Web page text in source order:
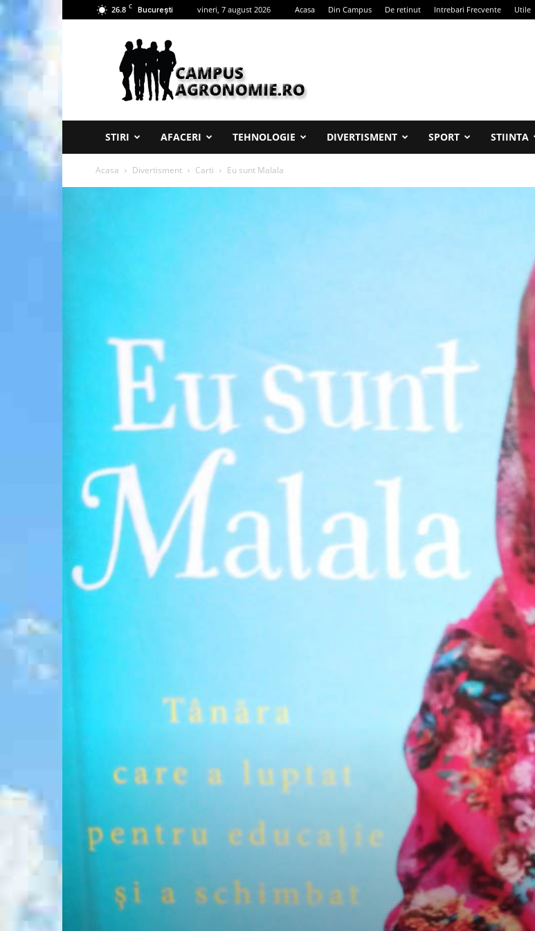
26.8 C București vineri, 7 august 2026 Acasa Din Campus De retinut Intrebari Frecvente Utile
Campus
Agronomie
STIRI AFACERI TEHNOLOGIE DIVERTISMENT SPORT STIINTA
Acasa Divertisment Carti Eu sunt Malala